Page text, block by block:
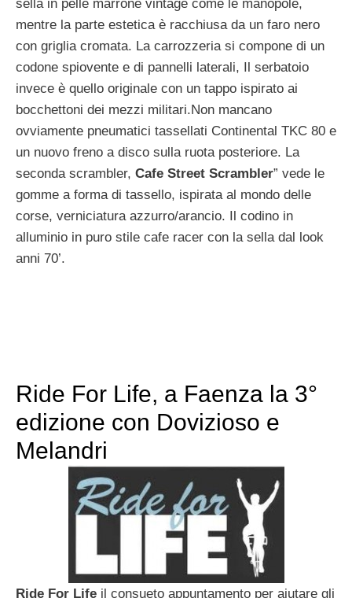
sella in pelle marrone vintage come le manopole,
mentre la parte estetica è racchiusa da un faro nero
con griglia cromata. La carrozzeria si compone di un
codone spiovente e di pannelli laterali, Il serbatoio
invece è quello originale con un tappo ispirato ai
bocchettoni dei mezzi militari.Non mancano
ovviamente pneumatici tassellati Continental TKC 80 e
un nuovo freno a disco sulla ruota posteriore. La
seconda scrambler, Cafe Street Scrambler” vede le
gomme a forma di tassello, ispirata al mondo delle
corse, verniciatura azzurro/arancio. Il codino in
alluminio in puro stile cafe racer con la sella dal look
anni 70’.
Ride For Life, a Faenza la 3°
edizione con Dovizioso e
Melandri
Ride For Life il consueto appuntamento per aiutare gli